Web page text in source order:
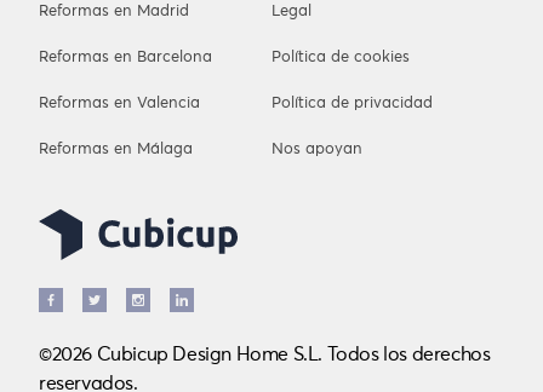
Reformas en Madrid
Reformas en Barcelona
Reformas en Valencia
Reformas en Málaga
Legal
Política de cookies
Política de privacidad
Nos apoyan
©2026 Cubicup Design Home S.L. Todos los derechos
reservados.